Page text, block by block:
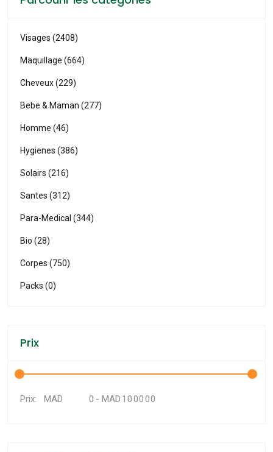
Visages (2408)
Maquillage (664)
Cheveux (229)
Bebe & Maman (277)
Homme (46)
Hygienes (386)
Solairs (216)
Santes (312)
Para-Medical (344)
Bio (28)
Corpes (750)
Packs (0)
Prix
Prix: MAD - MAD